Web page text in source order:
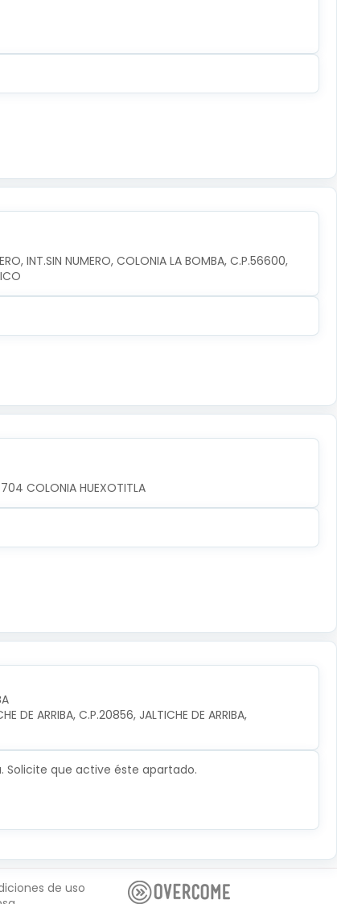
INT.SIN NUMERO, COLONIA LA BOMBA, C.P.56600,
COLONIA HUEXOTITLA
DE ARRIBA, C.P.20856, JALTICHE DE ARRIBA,
Solicite que active éste apartado.
de uso